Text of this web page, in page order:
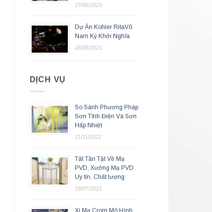
27/06/2023
Dự Án Kohler RitaVõ
Nam Kỳ Khởi Nghĩa
26/05/2021
DỊCH VỤ
So Sánh Phương Pháp
Sơn Tĩnh Điện Và Sơn
Hấp Nhiệt
21/11/2021
Tất Tần Tật Về Mạ
PVD, Xưởng Mạ PVD
Uy tín, Chất lượng
18/07/2021